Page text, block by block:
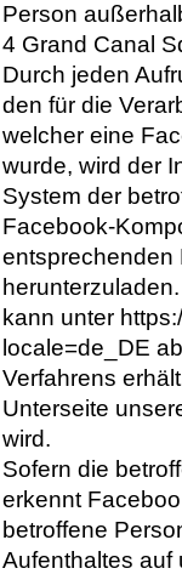
Person
4 Grand Canal
Durch jeden
den für die
welcher eine
wurde, wird der
System der
Facebook-
entsprechenden
kann unter
locale=de_DE
Verfahrens
Unterseite
wird.
Sofern die
erkennt
betroffene
Aufenthaltes auf